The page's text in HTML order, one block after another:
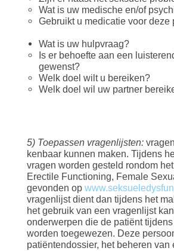
Wat is uw medische en/of
Gebruikt u medicatie voor deze
Wat is uw hulpvraag?
Is er behoefte aan een
gewenst?
Welk doel wilt u bereiken?
Welk doel wil uw partner
5) Toepassen vragenlijsten:
kenbaar kunnen maken. Tijdens
vragen worden gesteld rondom
Erectile Functioning, Female
gevonden op
vragenlijst dient dan tijdens het
het gebruik van een vragenlijst
onderwerpen die de patiënt
worden toegewezen. Deze
patiëntendossier, het beheren